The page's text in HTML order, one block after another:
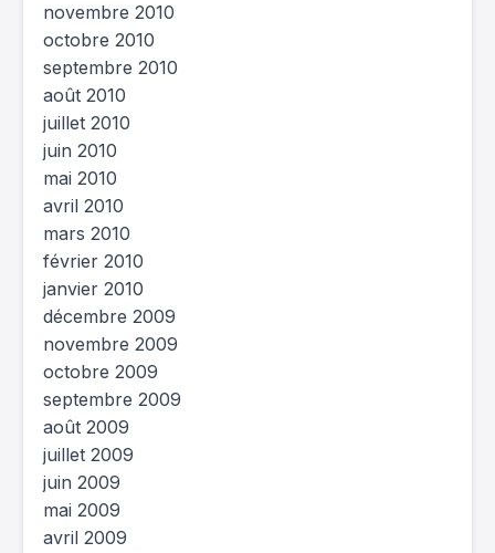
novembre 2010
octobre 2010
septembre 2010
août 2010
juillet 2010
juin 2010
mai 2010
avril 2010
mars 2010
février 2010
janvier 2010
décembre 2009
novembre 2009
octobre 2009
septembre 2009
août 2009
juillet 2009
juin 2009
mai 2009
avril 2009